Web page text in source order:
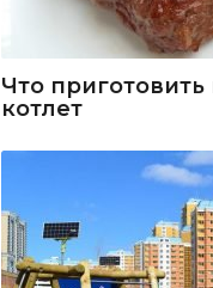
Что
котлет